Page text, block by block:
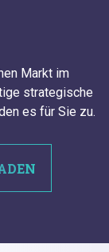
Markt im
strategische
es für Sie zu.